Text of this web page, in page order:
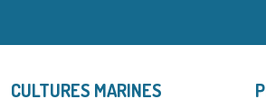
CULTURES MARINES